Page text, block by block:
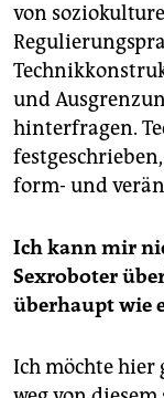
von
und
hinterfragen.
form- und
Ich kann mir
Sexroboter
überhaupt wie
Ich möchte hier